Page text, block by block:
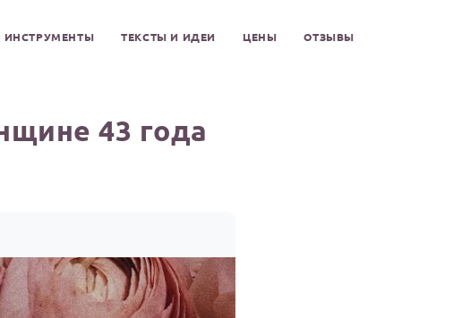
ИНСТРУМЕНТЫ ТЕКСТЫ И ИДЕИ ЦЕНЫ ОТЗЫВЫ
43 года